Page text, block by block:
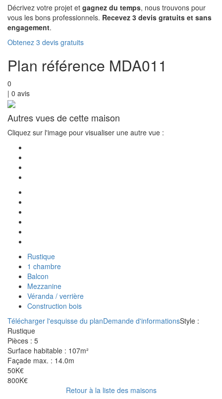
Décrivez votre projet et gagnez du temps, nous trouvons pour
vous les bons professionnels. Recevez 3 devis gratuits et sans
engagement.
Obtenez 3 devis gratuits
Plan référence MDA011
0
| 0 avis
Autres vues de cette maison
Cliquez sur l'image pour visualiser une autre vue :
Rustique
1 chambre
Balcon
Mezzanine
Véranda / verrière
Construction bois
Télécharger l'esquisse du planDemande d'informationsStyle :
Rustique
Pièces : 5
Surface habitable : 107m²
Façade max. : 14.0m
50K€
800K€
Retour à la liste des maisons